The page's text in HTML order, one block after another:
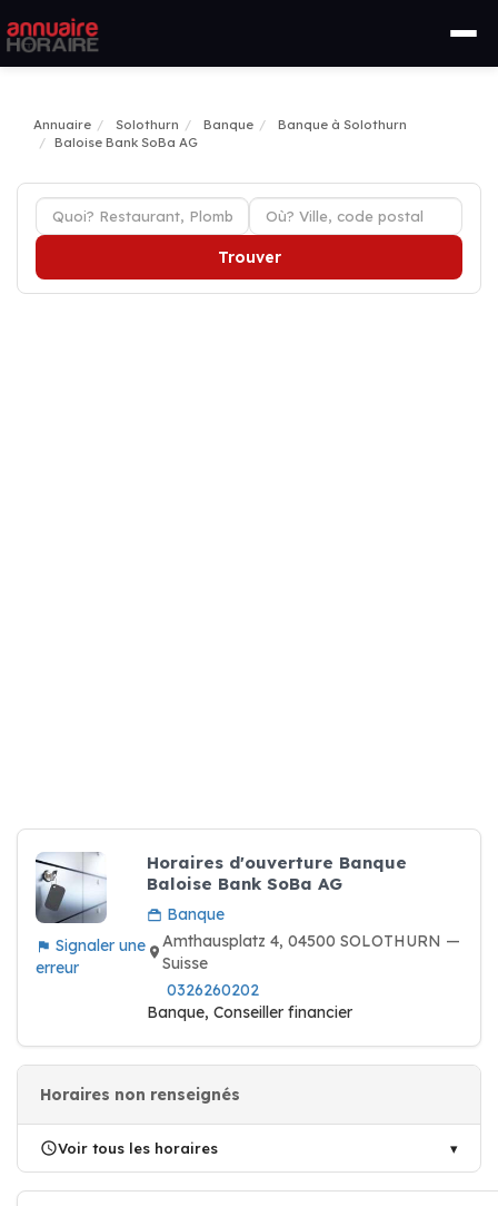
Annuaire Solothurn Banque
Banque à Solothurn
Baloise Bank SoBa AG
Trouver
Signaler une
erreur
Horaires d'ouverture Banque
Baloise Bank SoBa AG
Banque
Amthausplatz 4, 04500 SOLOTHURN —
Suisse
0326260202
Banque, Conseiller financier
Horaires non renseignés
Voir tous les horaires